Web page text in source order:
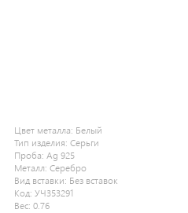
Цвет металла: Белый
Тип изделия: Серьги
Проба: Ag 925
Металл: Серебро
Вид вставки: Без вставок
Код: УЧ353291
Вес: 0.76